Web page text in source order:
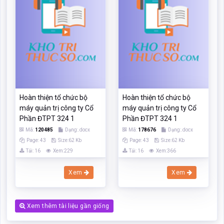
Hoàn thiện tổ chức bộ
máy quản trị công ty Cổ
Phần ĐTPT 324 1
Mã: 120485
Dạng:.docx
Page: 43
Size:62 Kb
Tải: 16
Xem:229
Xem
Hoàn thiện tổ chức bộ
máy quản trị công ty Cổ
Phần ĐTPT 324 1
Mã: 178676
Dạng:.docx
Page: 43
Size:62 Kb
Tải: 16
Xem:366
Xem
Xem thêm tài liệu gần giống